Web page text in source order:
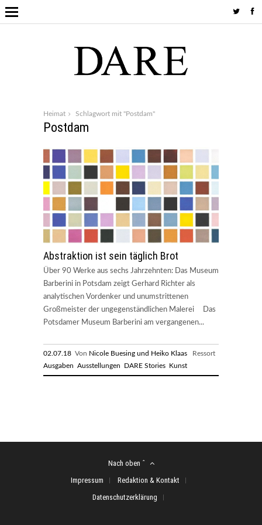
Heimat Schlagwort mit "Postdam"
Postdam
Abstraktion ist sein täglich Brot
Über 90 Werke aus sechs Jahrzehnten: Das Museum
Barberini in Potsdam zeigt Gerhard Richter als
analytischen Vordenker und unumstrittenen
Großmeister der ungegenständlichen Malerei Das
Potsdamer Museum Barberini am vergangenen...
02.07.18 Von Nicole Buesing und Heiko Klaas Ressort
Ausgaben Ausstellungen DARE Stories Kunst
Nach oben ˆ
Impressum
Redaktion & Kontakt
Datenschutzerklärung